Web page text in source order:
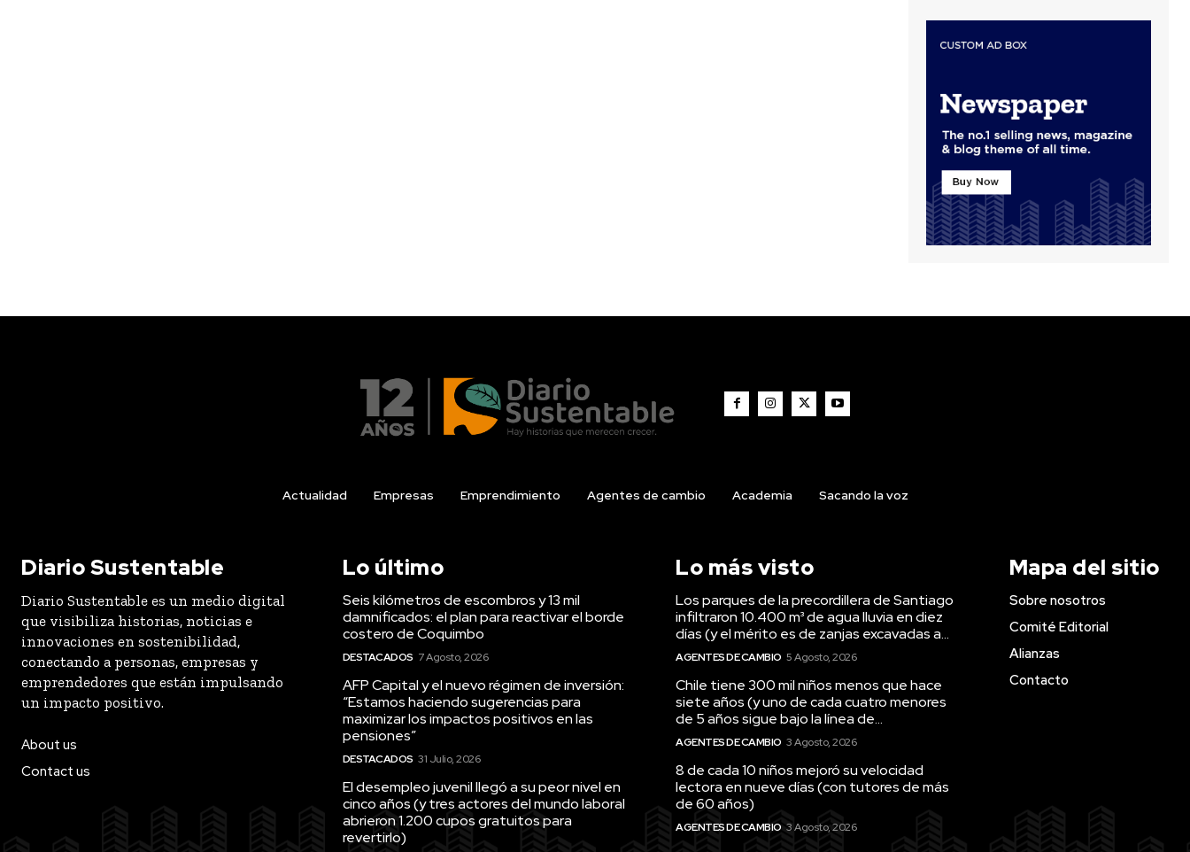
Actualidad Empresas Emprendimiento Agentes de cambio Academia Sacando la voz
Diario Sustentable
Diario Sustentable es un medio digital
que visibiliza historias, noticias e
innovaciones en sostenibilidad,
conectando a personas, empresas y
emprendedores que están impulsando
un impacto positivo.
About us
Contact us
Lo último
Seis kilómetros de escombros y 13 mil
damnificados: el plan para reactivar el borde
costero de Coquimbo
DESTACADOS 7 Agosto, 2026
AFP Capital y el nuevo régimen de inversión:
“Estamos haciendo sugerencias para
maximizar los impactos positivos en las
pensiones”
DESTACADOS 31 Julio, 2026
El desempleo juvenil llegó a su peor nivel en
cinco años (y tres actores del mundo laboral
abrieron 1.200 cupos gratuitos para
revertirlo)
Lo más visto
Los parques de la precordillera de Santiago
infiltraron 10.400 m³ de agua lluvia en diez
días (y el mérito es de zanjas excavadas a...
AGENTES DE CAMBIO 5 Agosto, 2026
Chile tiene 300 mil niños menos que hace
siete años (y uno de cada cuatro menores
de 5 años sigue bajo la línea de...
AGENTES DE CAMBIO 3 Agosto, 2026
8 de cada 10 niños mejoró su velocidad
lectora en nueve días (con tutores de más
de 60 años)
AGENTES DE CAMBIO 3 Agosto, 2026
Mapa del sitio
Sobre nosotros
Comité Editorial
Alianzas
Contacto